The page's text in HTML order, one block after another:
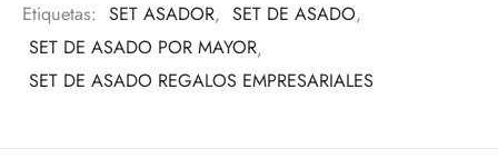
Eventos corporativos.
Un obsequio útil, distinguido y con identidad argentina..
Etiquetas: SET ASADOR, SET DE ASADO,
SET DE ASADO POR MAYOR,
SET DE ASADO REGALOS EMPRESARIALES